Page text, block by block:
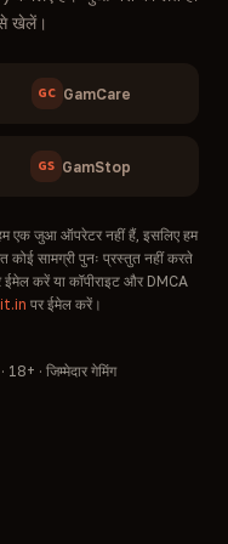
से खेलें।
GC GamCare
GS GamStop
एक जुआ ऑपरेटर नहीं हैं, इसलिए हम
सामग्री पुनः प्रस्तुत नहीं करते
ईमेल करें या कॉपीराइट और DMCA
पर ईमेल करें।
· जिम्मेदार गेमिंग